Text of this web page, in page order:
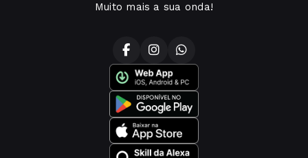
Muito mais a sua onda!